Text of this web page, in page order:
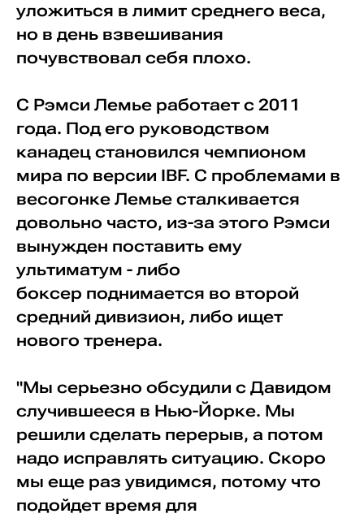
уложиться в лимит среднего веса,
но в день взвешивания
почувствовал себя плохо.
С Рэмси Лемье работает с 2011
года. Под его руководством
канадец становился чемпионом
мира по версии IBF. С проблемами в
весогонке Лемье сталкивается
довольно часто, из-за этого Рэмси
вынужден поставить ему
ультиматум - либо
боксер поднимается во второй
средний дивизион, либо ищет
нового тренера.
"Мы серьезно обсудили с Давидом
случившееся в Нью-Йорке. Мы
решили сделать перерыв, а потом
надо исправлять ситуацию. Скоро
мы еще раз увидимся, потому что
подойдет время для